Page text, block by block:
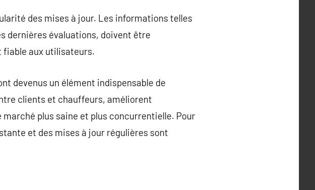
des mises à jour. Les informations telles
dernières évaluations, doivent être
aux utilisateurs.
devenus un élément indispensable de
clients et chauffeurs, améliorent
plus saine et plus concurrentielle. Pour
et des mises à jour régulières sont